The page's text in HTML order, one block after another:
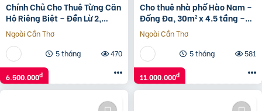
Chính Chủ Cho Thuê Từng Căn
Hộ Riêng Biệt – Đền Lừ 2,
Hoàng Mai
Ngoài Cần Thơ
5 tháng
470
6.500.000đ
Cho thuê nhà phố Hào Nam –
Đống Đa, 30m² x 4.5 tầng –
Gần ô tô – Kinh doanh hoặc ở
gia đình – Giá
Ngoài Cần Thơ
5 tháng
581
11.000.000đ